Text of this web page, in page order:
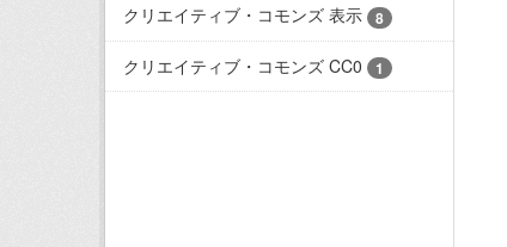
クリエイティブ・コモンズ 表示 8
クリエイティブ・コモンズ CC0 1